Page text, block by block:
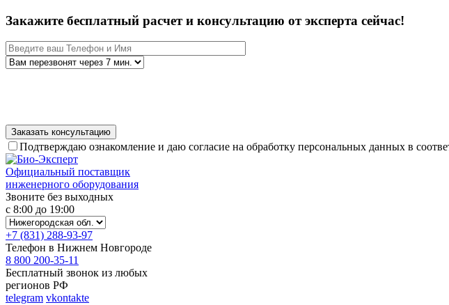
Закажите бесплатный расчет и консультацию от эксперта сейчас!
Подтверждаю ознакомление и даю согласие на обработку персональных данных в
Официальный поставщик
инженерного оборудования
Звоните без выходных
с 8:00 до 19:00
+7 (831) 288-93-97
Телефон в Нижнем Новгороде
8 800 200-35-11
Бесплатный звонок из любых
регионов РФ
telegram vkontakte